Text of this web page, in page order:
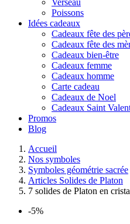
Verseau
Poissons
Idées cadeaux
Cadeaux fête des
Cadeaux fête des
Cadeaux bien-être
Cadeaux femme
Cadeaux homme
Carte cadeau
Cadeaux de Noel
Cadeaux Saint
Promos
Blog
Accueil
Nos symboles
Symboles géométrie sacrée
Articles Solides de Platon
7 solides de Platon en
-5%